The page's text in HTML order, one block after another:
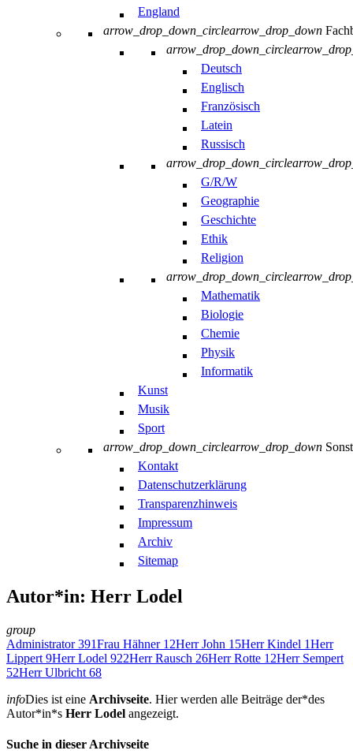
England
arrow_drop_down_circlearrow_drop_down
arrow_drop_down_circle
Deutsch
Englisch
Französisch
Latein
Russisch
arrow_drop_down_circle
G/R/W
Geographie
Geschichte
Ethik
Religion
arrow_drop_down_circle
Mathematik
Biologie
Chemie
Physik
Informatik
Kunst
Musik
Sport
arrow_drop_down_circlearrow_drop_down
Kontakt
Datenschutzerklärung
Transparenzhinweis
Impressum
Archiv
Sitemap
Autor*in: Herr Lodel
group
Administrator391Frau Hähner 12Herr John 15Herr Kindel 1Herr
Lippert 9Herr Lodel 922Herr Rausch 26Herr Rotte 12Herr Sempert
52Herr Ulbricht 68
infoDies ist eine Archivseite. Hier werden alle Beiträge der*des
Autor*in*s Herr Lodel angezeigt.
Suche in dieser Archivseite